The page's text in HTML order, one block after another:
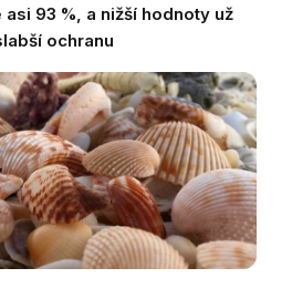
93 %, a nižší hodnoty už
ochranu